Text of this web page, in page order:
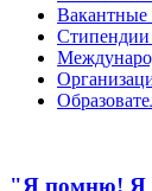
Вакантные